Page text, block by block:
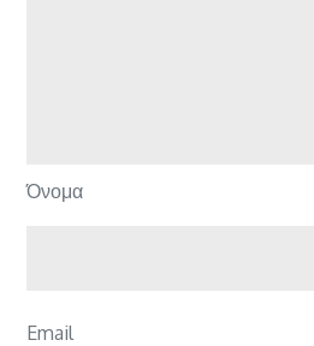
Όνομα
Email